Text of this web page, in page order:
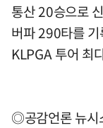
통산 20승으로
버파 290타를
KLPGA 투어 최
◎공감언론 뉴시